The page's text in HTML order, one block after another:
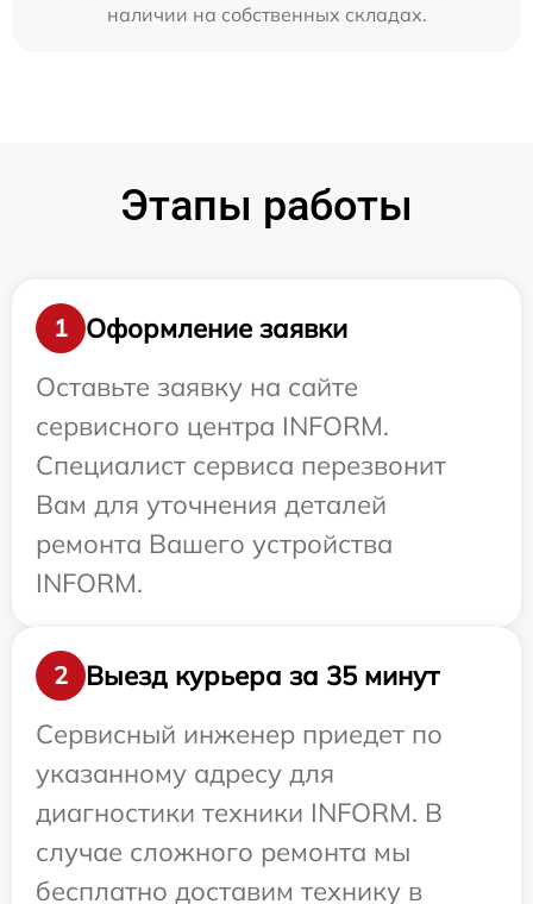
наличии на собственных складах.
Этапы работы
1
Оформление заявки
Оставьте заявку на сайте
сервисного центра INFORM.
Специалист сервиса перезвонит
Вам для уточнения деталей
ремонта Вашего устройства
INFORM.
2
Выезд курьера за 35 минут
Сервисный инженер приедет по
указанному адресу для
диагностики техники INFORM. В
случае сложного ремонта мы
бесплатно доставим технику в